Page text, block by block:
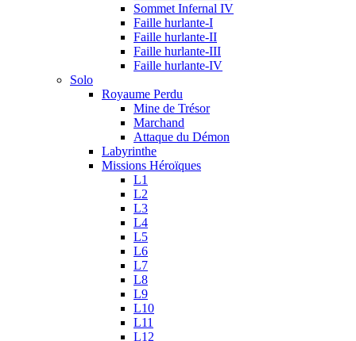
Sommet Infernal IV
Faille hurlante-I
Faille hurlante-II
Faille hurlante-III
Faille hurlante-IV
Solo
Royaume Perdu
Mine de Trésor
Marchand
Attaque du Démon
Labyrinthe
Missions Héroïques
L1
L2
L3
L4
L5
L6
L7
L8
L9
L10
L11
L12